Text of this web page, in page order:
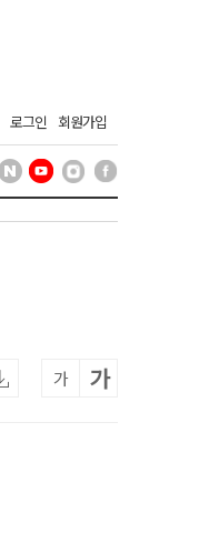
로그인 회원가입
가 가